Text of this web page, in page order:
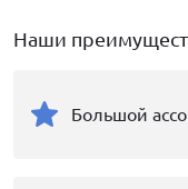
Наши
Большой